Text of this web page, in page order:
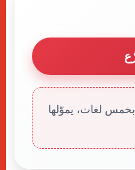
لغات، يموّلها